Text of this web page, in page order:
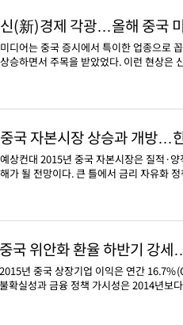
신(新)경제 각광…올해 중국
미디어는 중국 증시에서 특이한 업종으로
상승하면서 주목을 받았었다. 이런 현상은
중국 자본시장 상승과 개방…한
예상컨대 2015년 중국 자본시장은 질적·
해가 될 전망이다. 큰 틀에서 금리 자유화
중국 위안화 환율 하반기 강
2015년 중국 상장기업 이익은 연간
불확실성과 금융 정책 가시성은 2014년보